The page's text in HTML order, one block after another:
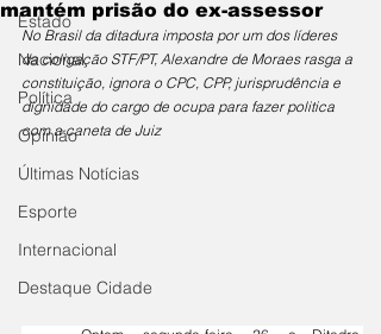
Estado
Nacional
Política
Opinião
Últimas Notícias
Esporte
Internacional
Destaque Cidade
mantém prisão do ex-assessor
No Brasil da ditadura imposta por um dos líderes
da coligação STF/PT, Alexandre de Moraes rasga a
constituição, ignora o CPC, CPP, jurisprudência e
dignidade do cargo de ocupa para fazer politica
com a caneta de Juiz